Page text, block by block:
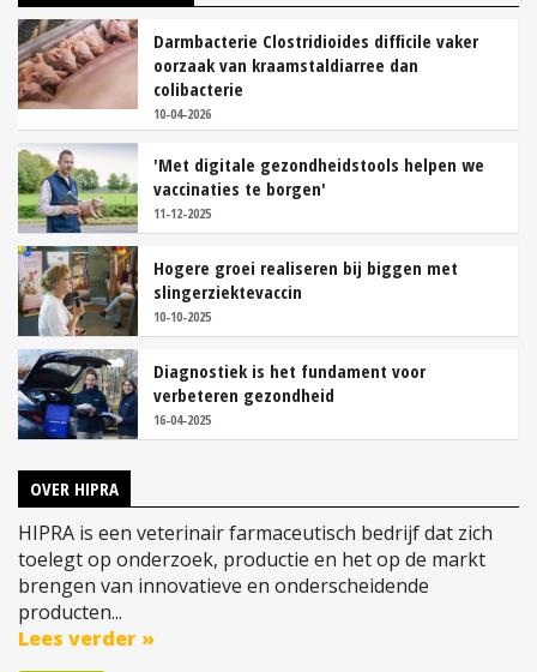
Darmbacterie Clostridioides difficile vaker
oorzaak van kraamstaldiarree dan
colibacterie
10-04-2026
'Met digitale gezondheidstools helpen we
vaccinaties te borgen'
11-12-2025
Hogere groei realiseren bij biggen met
slingerziektevaccin
10-10-2025
Diagnostiek is het fundament voor
verbeteren gezondheid
16-04-2025
OVER HIPRA
HIPRA is een veterinair farmaceutisch bedrijf dat zich
toelegt op onderzoek, productie en het op de markt
brengen van innovatieve en onderscheidende
producten...
Lees verder »